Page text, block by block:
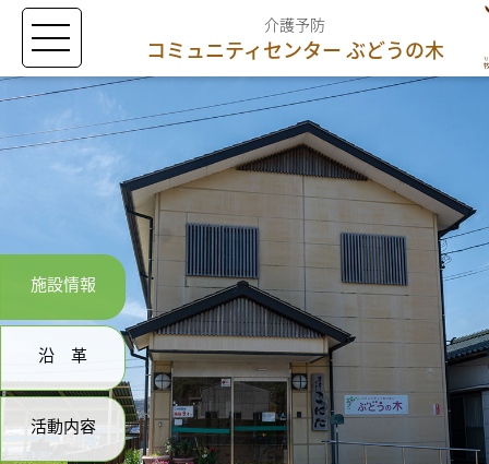
コミュニティセンターぶどうの木
介護予防
施設情報
沿革
活動内容